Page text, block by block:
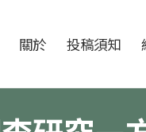
關於 投稿須知